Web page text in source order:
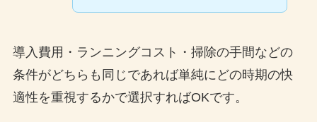
導入費用・ランニングコスト・掃除の手間などの
条件がどちらも同じであれば単純にどの時期の快
適性を重視するかで選択すればOKです。